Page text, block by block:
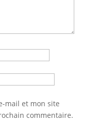
mail et mon site
commentaire.